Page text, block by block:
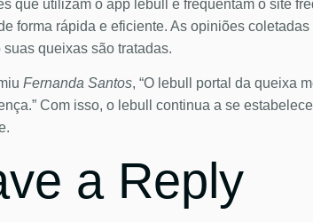
que utilizam o app lebull e frequentam o site
forma rápida e eficiente. As opiniões
suas queixas são tratadas.
Fernanda Santos, “O lebull portal da queixa
Com isso, o lebull continua a se
a Reply